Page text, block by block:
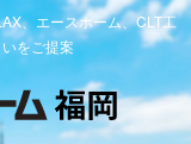
、エースホーム、CLT工
をご提案